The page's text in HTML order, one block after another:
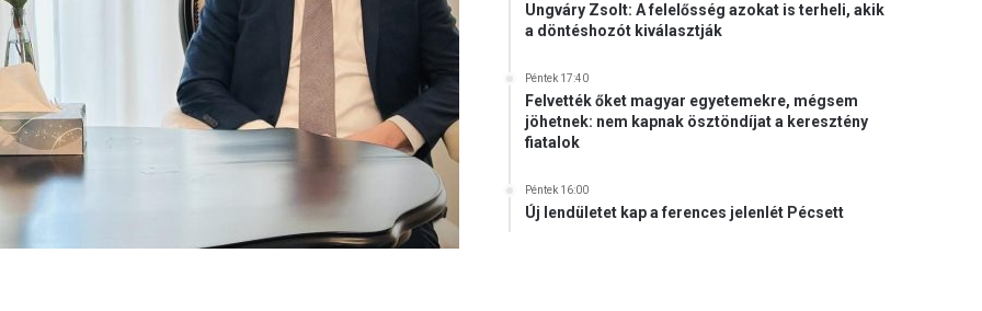
Ungváry Zsolt: A felelősség azokat is terheli, akik
a döntéshozót kiválasztják
Péntek 17:40
Felvették őket magyar egyetemekre, mégsem
jöhetnek: nem kapnak ösztöndíjat a keresztény
fiatalok
Péntek 16:00
Új lendületet kap a ferences jelenlét Pécsett